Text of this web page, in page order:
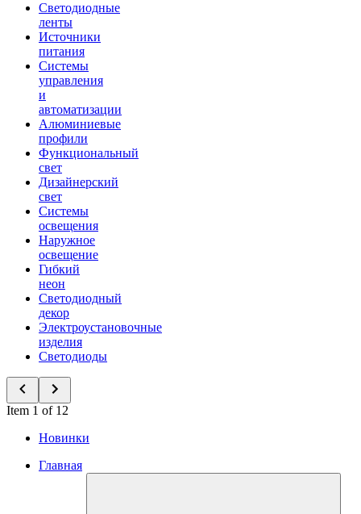
Светодиодные
ленты
Источники
питания
Системы
управления
и
автоматизации
Алюминиевые
профили
Функциональный
свет
Дизайнерский
свет
Системы
освещения
Наружное
освещение
Гибкий
неон
Светодиодный
декор
Электроустановочные
изделия
Светодиоды
Item 1 of 12
Новинки
Главная